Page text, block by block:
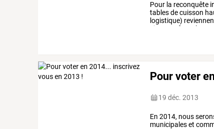
Pour la reconquête
tablesdecuisson
logistique)
signe
renforce la
Pour voter
19 déc. 2013
En 2014, nous
municipaleset